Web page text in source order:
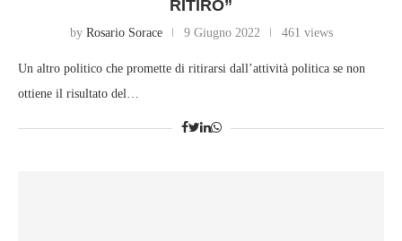
RITIRO”
by Rosario Sorace 9 Giugno 2022 461 views
Un altro politico che promette di ritirarsi dall’attività politica se non
ottiene il risultato del…